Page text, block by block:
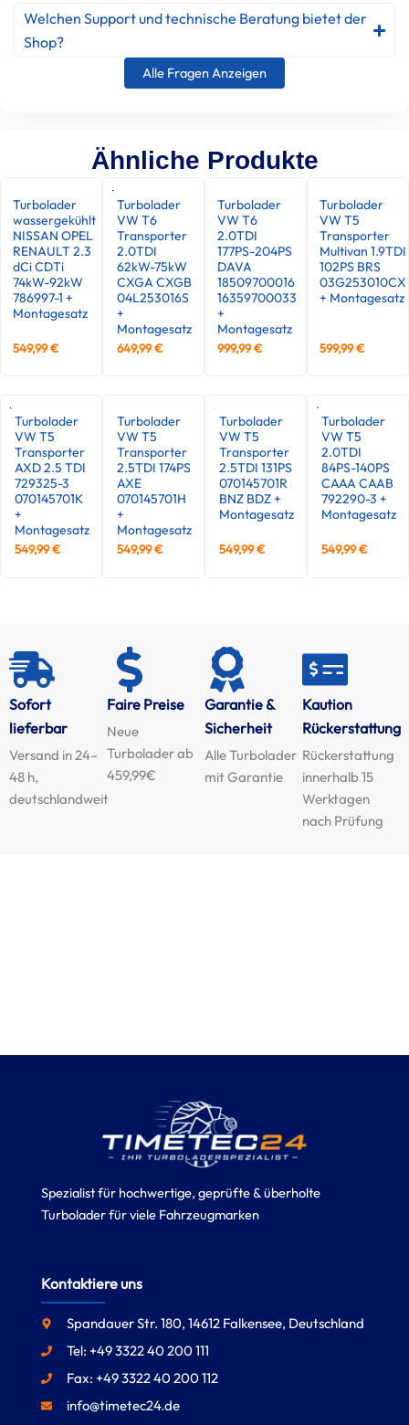
Welchen Support und technische Beratung bietet der
Shop?
Alle Fragen Anzeigen
Ähnliche Produkte
Turbolader
wassergekühlt
NISSAN OPEL
RENAULT 2.3
dCi CDTi
74kW-92kW
786997-1 +
Montagesatz
549,99€
Turbolader
VW T6
Transporter
2.0TDI
62kW-75kW
CXGA CXGB
04L253016S
+
Montagesatz
649,99€
Turbolader
VW T6
2.0TDI
177PS-204PS
DAVA
18509700016
16359700033
+
Montagesatz
999,99€
Turbolader
VW T5
Transporter
Multivan 1.9TDI
102PS BRS
03G253010CX
+ Montagesatz
599,99€
Turbolader
VW T5
Transporter
AXD 2.5 TDI
729325-3
070145701K
+
Montagesatz
549,99€
Turbolader
VW T5
Transporter
2.5TDI 174PS
AXE
070145701H
+
Montagesatz
549,99€
Turbolader
VW T5
Transporter
2.5TDI 131PS
070145701R
BNZ BDZ +
Montagesatz
549,99€
Turbolader
VW T5
2.0TDI
84PS-140PS
CAAA CAAB
792290-3 +
Montagesatz
549,99€
Sofort
lieferbar
Versand in 24–
48 h,
deutschlandweit
Faire Preise
Neue
Turbolader ab
459,99€
Garantie &
Sicherheit
Alle Turbolader
mit Garantie
Kaution
Rückerstattung
Rückerstattung
innerhalb 15
Werktagen
nach Prüfung
Spezialist für hochwertige, geprüfte & überholte
Turbolader für viele Fahrzeugmarken
Kontaktiere uns
Spandauer Str. 180, 14612 Falkensee, Deutschland
Tel: +49 3322 40 200 111
Fax: +49 3322 40 200 112
info@timetec24.de